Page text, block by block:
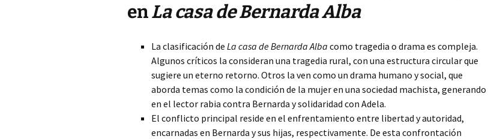
enLa casa de Bernarda Alba
La clasificación de La casa de Bernarda Alba como tragedia o drama es compleja.
Algunos críticos la consideran una tragedia rural, con una estructura circular que
sugiere un eterno retorno. Otros la ven como un drama humano y social, que
aborda temas como la condición de la mujer en una sociedad machista, generando
en el lector rabia contra Bernarda y solidaridad con Adela.
El conflicto principal reside en el enfrentamiento entre libertad y autoridad,
encarnadas en Bernarda y sus hijas, respectivamente. De esta confrontación